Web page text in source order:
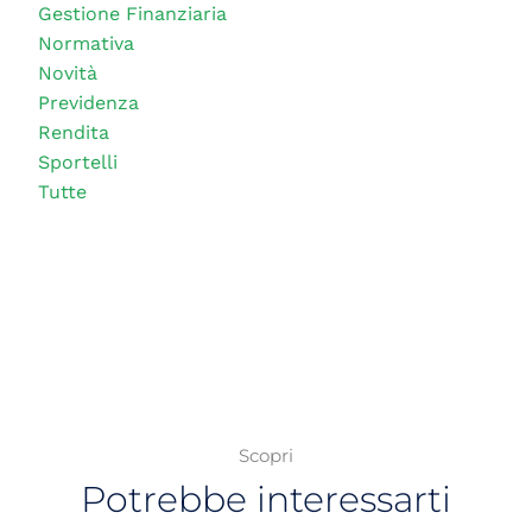
Gestione Finanziaria
Normativa
Novità
Previdenza
Rendita
Sportelli
Tutte
Scopri
Potrebbe interessarti